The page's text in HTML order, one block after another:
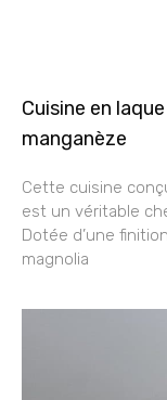
Cuisine en
manganèze
Cette cuisine
est un véritable
Dotée d’une
magnolia